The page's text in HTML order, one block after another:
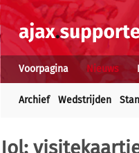
Voorpagina Nieuws
Archief Wedstrijden
Jol: